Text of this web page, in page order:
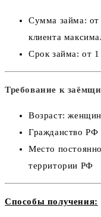
Сумма займа: от
клиента
Срок займа: от
Требование к
Возраст:
Гражданство РФ
Место
территории РФ
Способы получения: